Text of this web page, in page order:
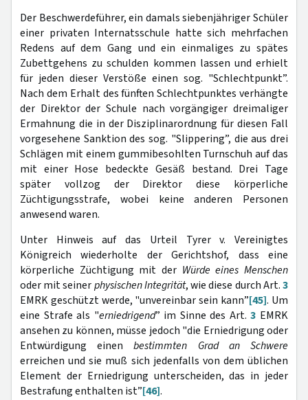
Der Beschwerdeführer, ein damals siebenjähriger Schüler
einer privaten Internatsschule hatte sich mehrfachen
Redens auf dem Gang und ein einmaliges zu spätes
Zubettgehens zu schulden kommen lassen und erhielt
für jeden dieser Verstöße einen sog. "Schlechtpunkt”.
Nach dem Erhalt des fünften Schlechtpunktes verhängte
der Direktor der Schule nach vorgängiger dreimaliger
Ermahnung die in der Disziplinarordnung für diesen Fall
vorgesehene Sanktion des sog. "Slippering”, die aus drei
Schlägen mit einem gummibesohlten Turnschuh auf das
mit einer Hose bedeckte Gesäß bestand. Drei Tage
später vollzog der Direktor diese körperliche
Züchtigungsstrafe, wobei keine anderen Personen
anwesend waren.
Unter Hinweis auf das Urteil Tyrer v. Vereinigtes
Königreich wiederholte der Gerichtshof, dass eine
körperliche Züchtigung mit der Würde eines Menschen
oder mit seinerphysischen Integrität, wie diese durch Art.3
EMRK geschützt werde, "unvereinbar sein kann”[45]. Um
eine Strafe als "erniedrigend” im Sinne des Art.3 EMRK
ansehen zu können, müsse jedoch "die Erniedrigung oder
Entwürdigung einenbestimmten Grad an Schwere
erreichen und sie muß sich jedenfalls von dem üblichen
Element der Erniedrigung unterscheiden, das in jeder
Bestrafung enthalten ist”[46].